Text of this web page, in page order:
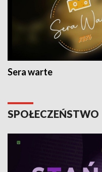
Sera warte
SPOŁECZEŃSTWO